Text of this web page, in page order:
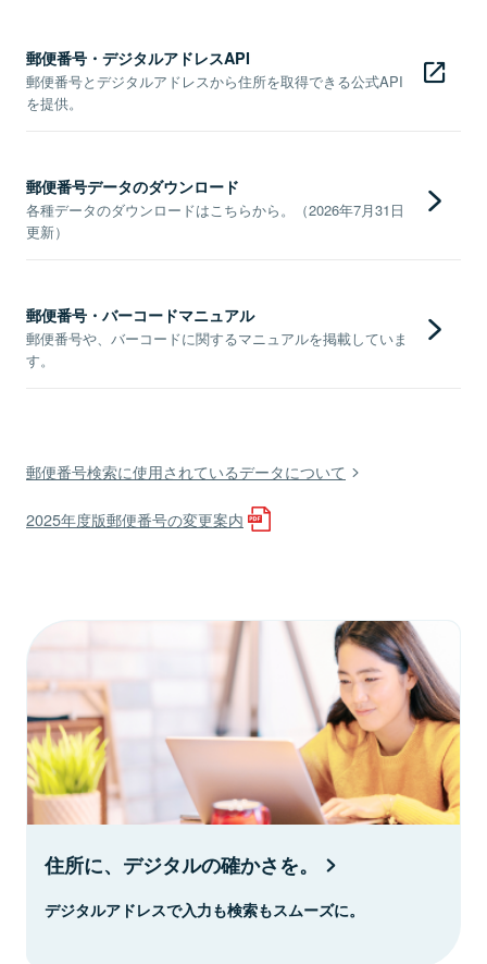
郵便番号・デジタルアドレスAPI
郵便番号とデジタルアドレスから住所を取得できる公式API
を提供。
郵便番号データのダウンロード
各種データのダウンロードはこちらから。（2026年7月31日
更新）
郵便番号・バーコードマニュアル
郵便番号や、バーコードに関するマニュアルを掲載していま
す。
郵便番号検索に使用されているデータについて
2025年度版郵便番号の変更案内
住所に、デジタルの確かさを。
デジタルアドレスで入力も検索もスムーズに。